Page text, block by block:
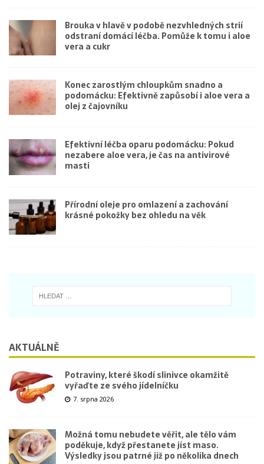
Brouka v hlavě v podobě nezvhledných strií
odstraní domácí léčba. Pomůže k tomu i aloe
vera a cukr
Konec zarostlým chloupkům snadno a
podomácku: Efektivně zapůsobí i aloe vera a
olej z čajovníku
Efektivní léčba oparu podomácku: Pokud
nezabere aloe vera, je čas na antivirové
masti
Přírodní oleje pro omlazení a zachování
krásné pokožky bez ohledu na věk
AKTUÁLNĚ
Potraviny, které škodí slinivce okamžitě
vyřaďte ze svého jídelníčku
7. srpna 2026
Možná tomu nebudete věřit, ale tělo vám
poděkuje, když přestanete jíst maso.
Výsledky jsou patrné již po několika dnech